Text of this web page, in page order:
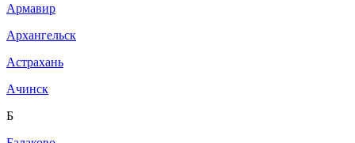
Армавир
Архангельск
Астрахань
Ачинск
Б